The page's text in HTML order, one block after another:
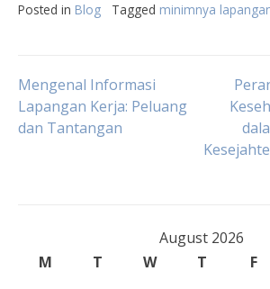
Posted in Blog Tagged minimnya
Post
navigation
Mengenal Informasi
Lapangan Kerja: Peluang
dan Tantangan
August 2026
M
T W T F